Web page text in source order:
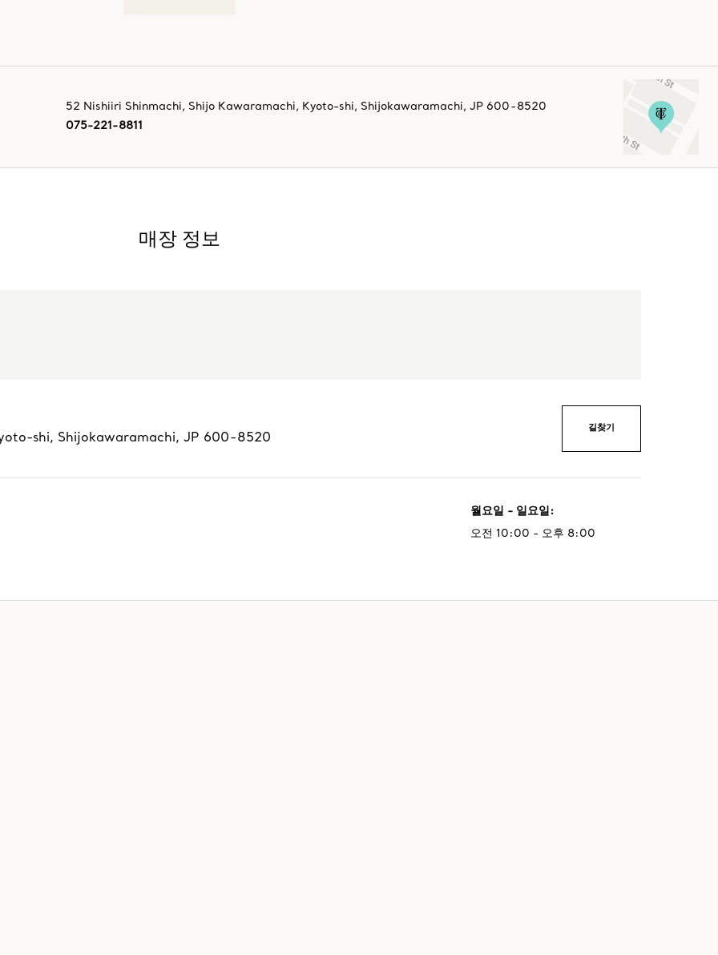
52 Nishiiri Shinmachi, Shijo Kawaramachi, Kyoto-shi, Shijokawaramachi, JP 600-8520
075-221-8811
매장 정보
shi, Shijokawaramachi, JP 600-8520
길찾기
월요일 - 일요일:
오전 10:00 - 오후 8:00